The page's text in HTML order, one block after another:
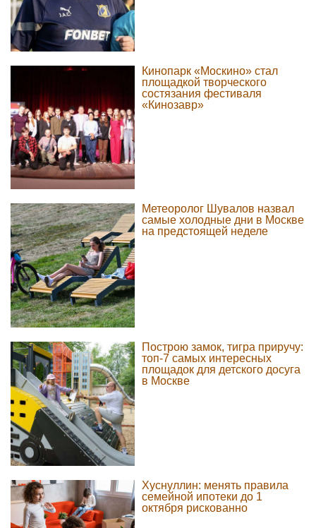
Кинопарк «Москино» стал
площадкой творческого
состязания фестиваля
«Кинозавр»
Метеоролог Шувалов назвал
самые холодные дни в Москве
на предстоящей неделе
Построю замок, тигра приручу:
топ-7 самых интересных
площадок для детского досуга
в Москве
Хуснуллин: менять правила
семейной ипотеки до 1
октября рискованно